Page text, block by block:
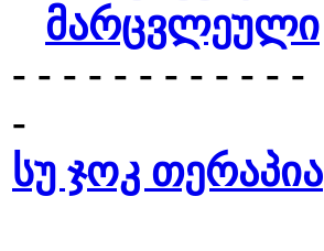
მარცვლეული
- - - - - - - - - - - -
-
სუ ჯოკ თერაპია